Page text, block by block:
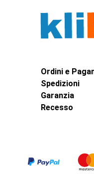
Ordini e
Spedizioni
Garanzia
Recesso